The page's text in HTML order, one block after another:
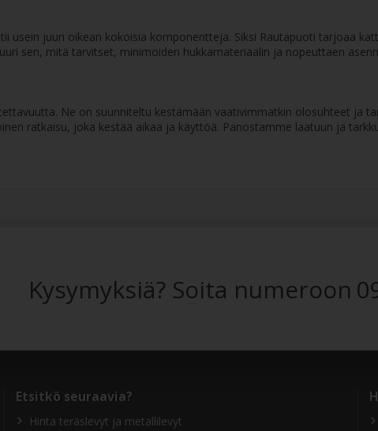
juuri oikean kokoisia komponentteja. Siksi Rautapuoti tarjoaa
sen, mitä tarvitset, minimoiden hukkamateriaalin ja nopeuttaen
Ne on suunniteltu kestämään vaativimmatkin olosuhteet ja
ratkaisu, joka kestää aikaa ja käyttöä. Panostamme laatuun ja
Kysymyksiä? Soita numeroon
Etsitkö seuraavia?
Hinta teräslevyt ja metallilevyt